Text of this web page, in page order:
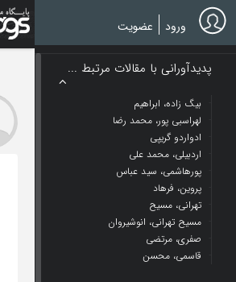
Skip
to
main
ورود عضویت
پدیدآورانی با مقالات مرتبط ...
بیگ زاده، ابراهیم
لهراسبی پور، محمد رضا
ادواردو گریپی
اردبیلی، محمد علی
پورهاشمی، سید عباس
پروین، فرهاد
تهرانی، مسیح
مسیح تهرانی، انوشیروان
صفری، مرتضی
قاسمی، محسن